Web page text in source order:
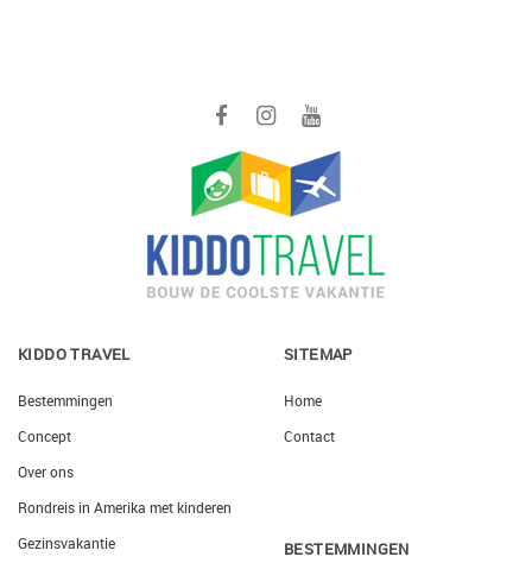
KIDDO TRAVEL
Bestemmingen
Concept
Over ons
Rondreis in Amerika met kinderen
Gezinsvakantie
SITEMAP
Home
Contact
BESTEMMINGEN